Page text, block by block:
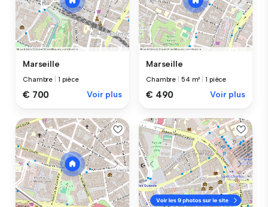
Marseille
Chambre 1 pièce
€ 700 Voir plus
Marseille
Chambre 54 m² |1 pièce
€ 490 Voir plus